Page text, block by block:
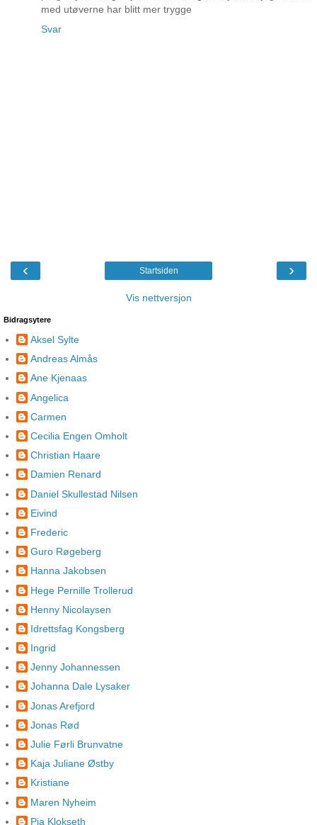
med utøverne har blitt mer trygge
Svar
‹ ›
Startsiden
Vis nettversjon
Bidragsytere
Aksel Sylte
Andreas Almås
Ane Kjenaas
Angelica
Carmen
Cecilia Engen Omholt
Christian Haare
Damien Renard
Daniel Skullestad Nilsen
Eivind
Frederic
Guro Røgeberg
Hanna Jakobsen
Hege Pernille Trollerud
Henny Nicolaysen
Idrettsfag Kongsberg
Ingrid
Jenny Johannessen
Johanna Dale Lysaker
Jonas Arefjord
Jonas Rød
Julie Førli Brunvatne
Kaja Juliane Østby
Kristiane
Maren Nyheim
Pia Klokseth